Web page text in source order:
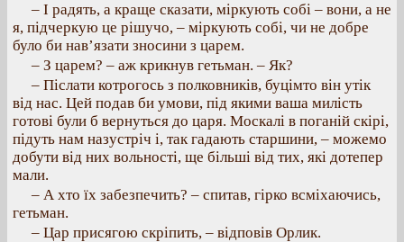
– І радять, а краще сказати, міркують собі – вони, а не
я, підчеркую це рішучо, – міркують собі, чи не добре
було би нав’язати зносини з царем.
– З царем? – аж крикнув гетьман. – Як?
– Післати котрогось з полковників, буцімто він утік
від нас. Цей подав би умови, під якими ваша милість
готові були б вернуться до царя. Москалі в поганій скірі,
підуть нам назустріч і, так гадають старшини, – можемо
добути від них вольності, ще більші від тих, які дотепер
мали.
– А хто їх забезпечить? – спитав, гірко всміхаючись,
гетьман.
– Цар присягою скріпить, – відповів Орлик.